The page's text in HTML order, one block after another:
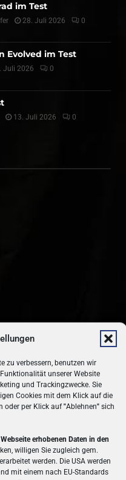
zu verbessern, benutzen wir
unserer Website
und Trackingzwecke. Sie
Cookies mit dem Klick auf die
oder per Klick auf"Ablehnen" sich
erhobenen Daten in den
willigen Sie zugleich gem.
werden. Die USA werden
mit einem nach EU-Standards
im Test
28. Juli 2026 0
Evolved im Test
Juli 2026 0
13. Juli 2026 0
ist das älteste Online-
täglich aktuelle News,